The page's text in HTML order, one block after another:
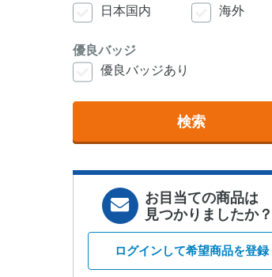
日本国内
海外
優良バッジ
優良バッジあり
検索
お目当ての商品は
見つかりましたか？
ログインして希望商品を登録